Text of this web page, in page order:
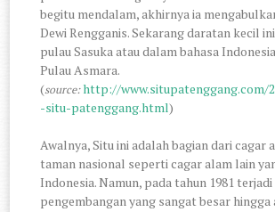
begitu mendalam, akhirnya ia
Dewi Rengganis. Sekarang daratan kecil
pulau Sasuka atau dalam bahasa
Pulau Asmara.
(source:http://www.situpatenggang.com/
-situ-patenggang.html)
Awalnya, Situ ini adalah bagian dari cagar
taman nasional seperti cagar alam lain
Indonesia. Namun, pada tahun 1981 terjadi
pengembangan yang sangat besar